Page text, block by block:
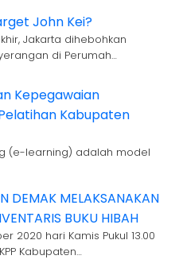
John Kei?
Jakarta dihebohkan
di Perumah…
Kepegawaian
Kabupaten
(e-learning) adalah model
DEMAK MELAKSANAKAN
BUKU HIBAH
2020 hari Kamis Pukul 13.00
Kabupaten…